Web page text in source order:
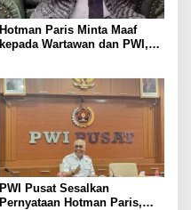
Hotman Paris Minta Maaf
kepada Wartawan dan PWI,
PWI Pusat Sesalkan
Pernyataan Hotman Paris,